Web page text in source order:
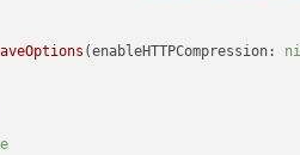
(enableHTTPCompression: